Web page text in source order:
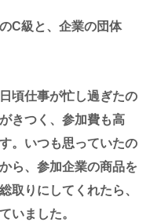
C級と、企業の団体
頃仕事が忙し過ぎたの
きつく、参加費も高
。いつも思っていたの
ら、参加企業の商品を
取りにしてくれたら、
いました。